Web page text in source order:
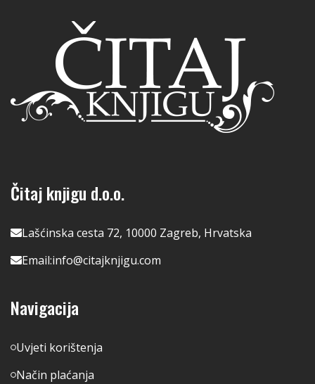
Čitaj knjigu d.o.o.
Lašćinska cesta 72, 10000 Zagreb, Hrvatska
Email:info@citajknjigu.com
Navigacija
Uvjeti korištenja
Način plaćanja